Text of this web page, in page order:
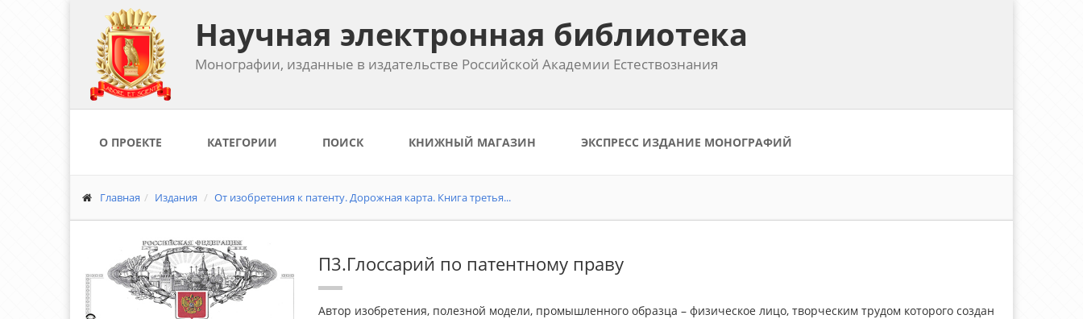
Научная электронная библиотека
Монографии, изданные в издательстве Российской Академии Естествознания
О ПРОЕКТЕ КАТЕГОРИИ ПОИСК КНИЖНЫЙ МАГАЗИН ЭКСПРЕСС ИЗДАНИЕ МОНОГРАФИЙ
Главная Издания От изобретения к патенту. Дорожная карта. Книга третья...
П3.Глоссарий по патентному праву
Автор изобретения, полезной модели, промышленного образца – физическое лицо, творческим трудом которого создан